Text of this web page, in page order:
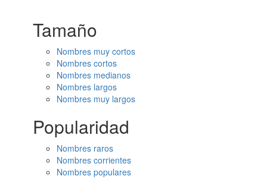
Tamaño
Nombres muy cortos
Nombres cortos
Nombres medianos
Nombres largos
Nombres muy largos
Popularidad
Nombres raros
Nombres corrientes
Nombres populares